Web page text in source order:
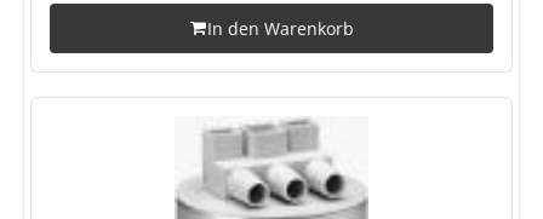
In den Warenkorb